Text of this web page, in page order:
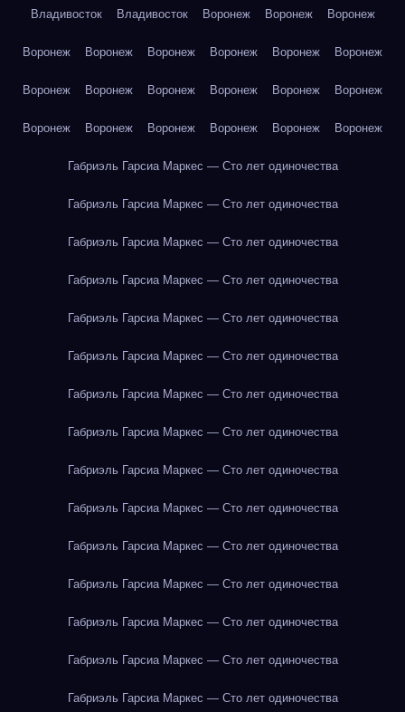
Владивосток Владивосток Воронеж Воронеж Воронеж
Воронеж Воронеж Воронеж Воронеж Воронеж Воронеж
Воронеж Воронеж Воронеж Воронеж Воронеж Воронеж
Воронеж Воронеж Воронеж Воронеж Воронеж Воронеж
Габриэль Гарсиа Маркес — Сто лет одиночества
Габриэль Гарсиа Маркес — Сто лет одиночества
Габриэль Гарсиа Маркес — Сто лет одиночества
Габриэль Гарсиа Маркес — Сто лет одиночества
Габриэль Гарсиа Маркес — Сто лет одиночества
Габриэль Гарсиа Маркес — Сто лет одиночества
Габриэль Гарсиа Маркес — Сто лет одиночества
Габриэль Гарсиа Маркес — Сто лет одиночества
Габриэль Гарсиа Маркес — Сто лет одиночества
Габриэль Гарсиа Маркес — Сто лет одиночества
Габриэль Гарсиа Маркес — Сто лет одиночества
Габриэль Гарсиа Маркес — Сто лет одиночества
Габриэль Гарсиа Маркес — Сто лет одиночества
Габриэль Гарсиа Маркес — Сто лет одиночества
Габриэль Гарсиа Маркес — Сто лет одиночества